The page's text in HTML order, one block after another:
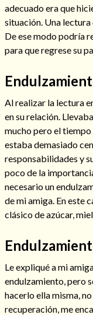
Consulta de tarot
adecuado era que
situación. Una lectura
De ese modo podría
para que regrese su
Al realizar la lectura
en su relación.
mucho pero el
estaba demasiado
responsabilidades y
poco de la
necesario un
de mi amiga. En este
clásico de azúcar,
Le expliqué a mi
endulzamiento, pero
hacerlo ella misma,
recuperación, me